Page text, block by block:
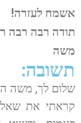
אשמח לעזרה!
תודה רבה רבה
משה
תשובה:
שלום לך, משה
קראתי את